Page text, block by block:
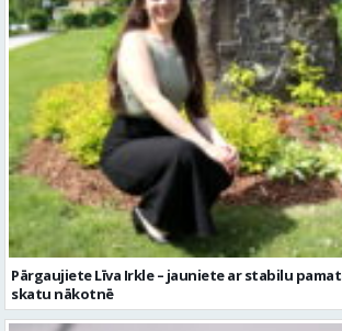
Pārgaujiete Līva Irkle – jauniete ar stabilu
skatu nākotnē